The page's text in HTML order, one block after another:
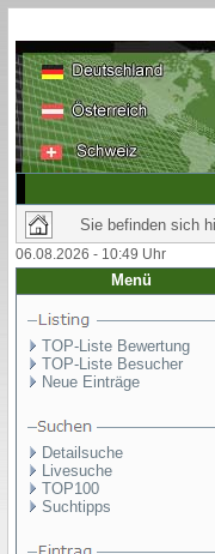
Sie befinden sich
06.08.2026 - 10:49 Uhr
Menü
TOP-Liste Bewertung
TOP-Liste Besucher
Neue Einträge
Detailsuche
Livesuche
TOP100
Suchtipps